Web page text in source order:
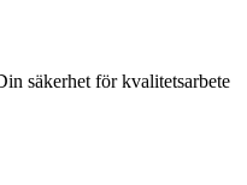
säkerhet för kvalitetsarbete